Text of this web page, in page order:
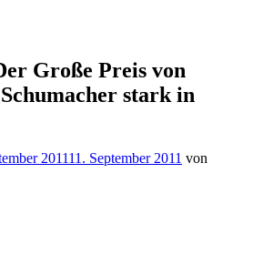
Große Preis von
stark in
201111. September 2011 von